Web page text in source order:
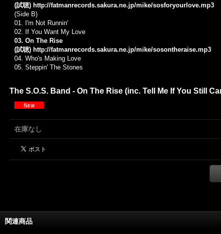
(試聴) http://fatmanrecords.sakura.ne.jp/mike/sosforyourlove.mp3
(Side B)
01. I'm Not Runnin'
02. If You Want My Love
03. On The Rise
(試聴) http://fatmanrecords.sakura.ne.jp/mike/sosontheraise.mp3
04. Who's Making Love
05. Steppin' The Stones
The S.O.S. Band - On The Rise (inc. Tell Me If You Still
在庫なし
関連商品